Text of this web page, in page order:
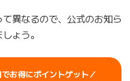
異なるので、公式のお知ら
ょう。
お得にポイントゲット／